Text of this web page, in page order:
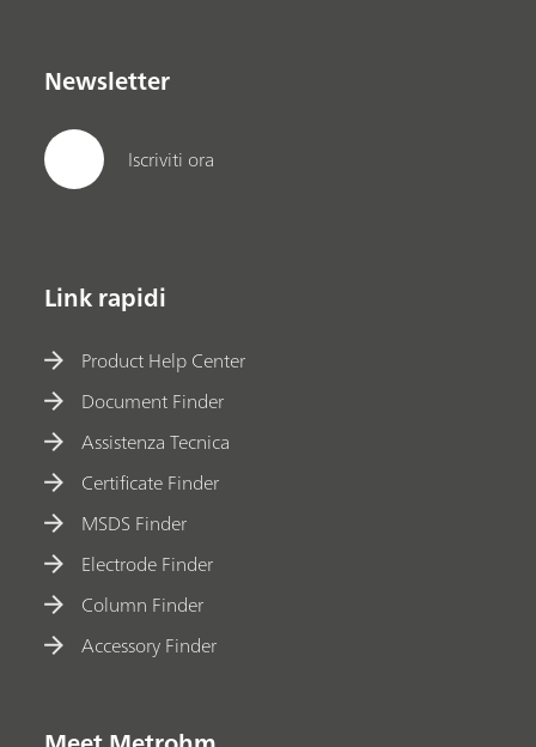
Newsletter
Iscriviti ora
Link rapidi
Product Help Center
Document Finder
Assistenza Tecnica
Certificate Finder
MSDS Finder
Electrode Finder
Column Finder
Accessory Finder